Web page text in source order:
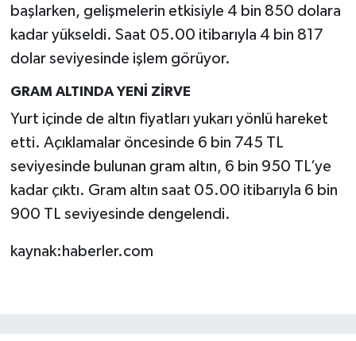
başlarken, gelişmelerin etkisiyle 4 bin 850 dolara
kadar yükseldi. Saat 05.00 itibarıyla 4 bin 817
dolar seviyesinde işlem görüyor.
GRAM ALTINDA YENİ ZİRVE
Yurt içinde de altın fiyatları yukarı yönlü hareket
etti. Açıklamalar öncesinde 6 bin 745 TL
seviyesinde bulunan gram altın, 6 bin 950 TL’ye
kadar çıktı. Gram altın saat 05.00 itibarıyla 6 bin
900 TL seviyesinde dengelendi.
kaynak:haberler.com